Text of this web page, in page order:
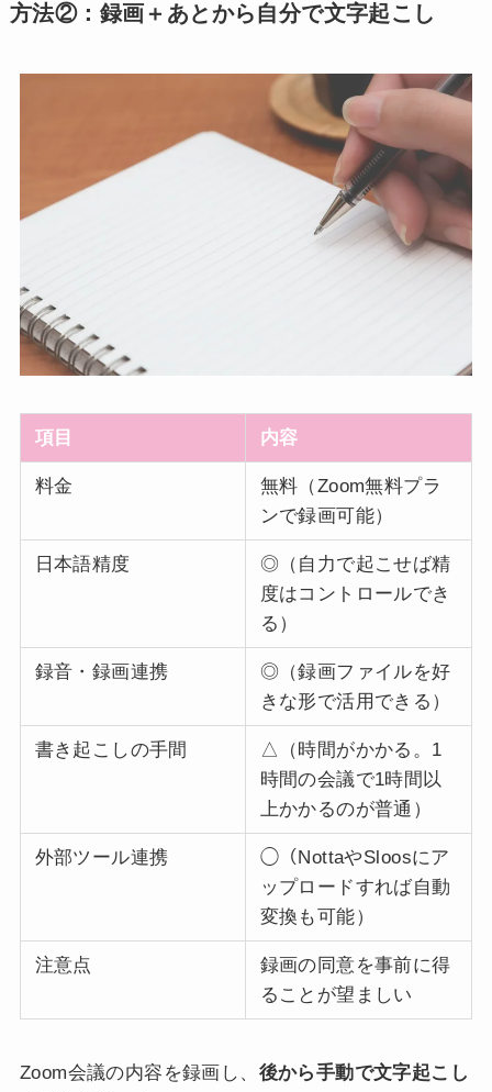
方法②：録画＋あとから自分で文字起こし
項目 内容
料金
無料（Zoom無料プラ
ンで録画可能）
日本語精度
◎（自力で起こせば精
度はコントロールでき
る）
録音・録画連携
◎（録画ファイルを好
きな形で活用できる）
書き起こしの手間
△（時間がかかる。1
時間の会議で1時間以
上かかるのが普通）
外部ツール連携
◯（NottaやSloosにア
ップロードすれば自動
変換も可能）
注意点
録画の同意を事前に得
ることが望ましい
Zoom会議の内容を録画し、 後から手動で文字起こし